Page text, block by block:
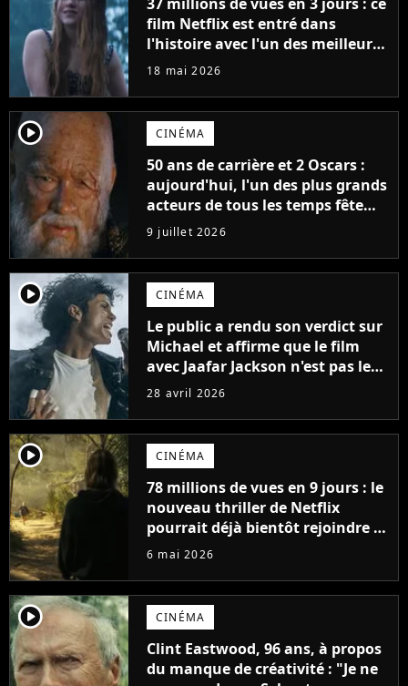
film Netflix est entré dans
l'histoire avec l'un des meilleurs
lancements de tous les temps
18 mai 2026
player2 CINÉMA
50 ans de carrière et 2 Oscars :
aujourd'hui, l'un des plus grands
acteurs de tous les temps fête
ses 70 ans
9 juillet 2026
player2 CINÉMA
Le public a rendu son verdict sur
Michael et affirme que le film
avec Jaafar Jackson n'est pas le
meilleur biopic musical de 2026.
28 avril 2026
player2 CINÉMA
78 millions de vues en 9 jours : le
nouveau thriller de Netflix
pourrait déjà bientôt rejoindre le
top 10 des films les plus vus de
6 mai 2026
player2 CINÉMA
Clint Eastwood, 96 ans, à propos
du manque de créativité : "Je ne